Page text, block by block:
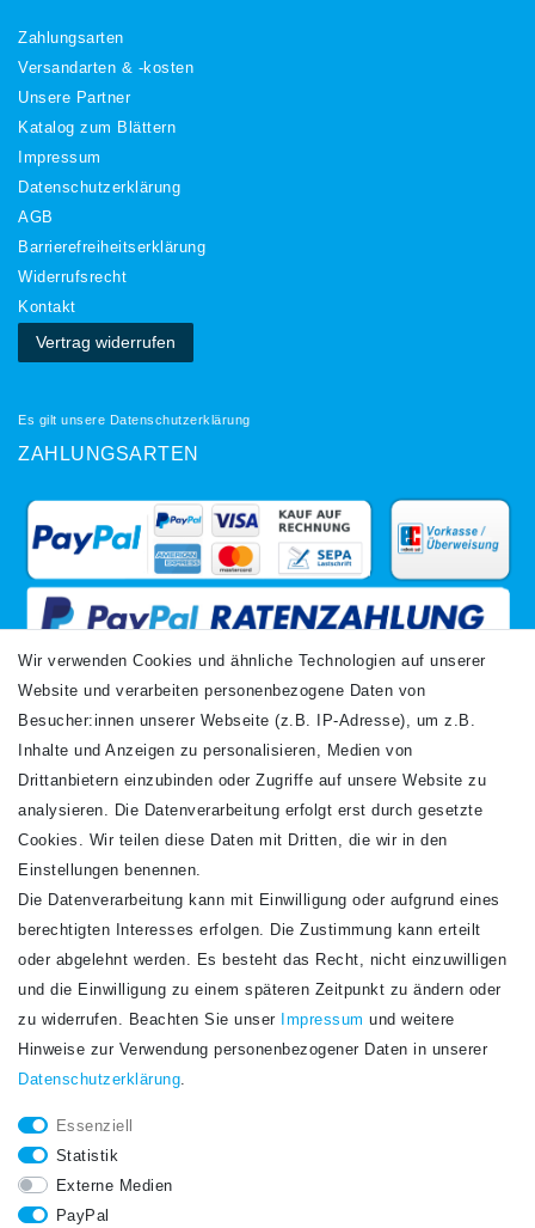
Zahlungsarten
Versandarten & -kosten
Unsere Partner
Katalog zum Blättern
Impressum
Daten­schutz­erklärung
AGB
Barrierefreiheitserklärung
Widerrufs­recht
Kontakt
Vertrag widerrufen
Es gilt unsere Datenschutzerklärung
ZAHLUNGSARTEN
VERSANDARTEN
Newsletter
Honig
Hiermit bestätige ich, dass ich dieDaten­schutz­erklärunggelesen habe. Meine
STAY CONNECTED.
Wir verwenden Cookies und ähnliche Technologien auf unserer
Website und verarbeiten personenbezogene Daten von
Besucher:innen unserer Webseite (z.B. IP-Adresse), um z.B.
Inhalte und Anzeigen zu personalisieren, Medien von
Drittanbietern einzubinden oder Zugriffe auf unsere Website zu
analysieren. Die Datenverarbeitung erfolgt erst durch gesetzte
Cookies. Wir teilen diese Daten mit Dritten, die wir in den
Einstellungen benennen.
Die Datenverarbeitung kann mit Einwilligung oder aufgrund eines
berechtigten Interesses erfolgen. Die Zustimmung kann erteilt
oder abgelehnt werden. Es besteht das Recht, nicht einzuwilligen
und die Einwilligung zu einem späteren Zeitpunkt zu ändern oder
zu widerrufen. Beachten Sie unser
Impressum und weitere
Hinweise zur Verwendung personenbezogener Daten in unserer
Daten­schutz­erklärung.
Essenziell
Statistik
Externe Medien
PayPal